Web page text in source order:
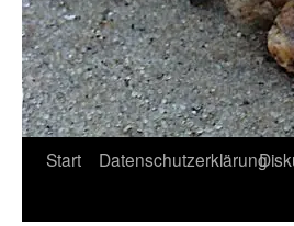
Start Datenschutzerklärung